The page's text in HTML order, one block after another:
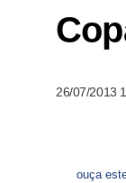
26/07/2013
ouça